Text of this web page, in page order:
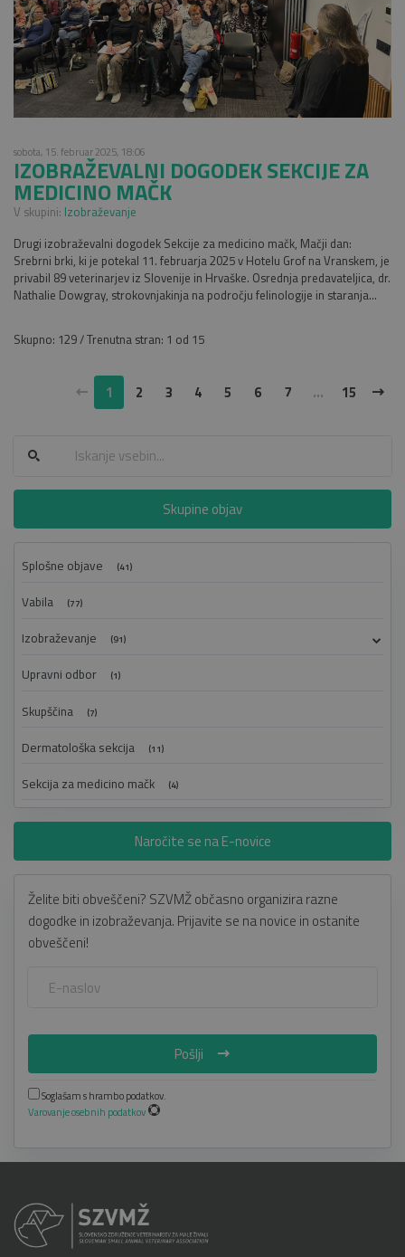
sobota, 15. februar 2025, 18:06
IZOBRAŽEVALNI DOGODEK SEKCIJE ZA
MEDICINO MAČK
V skupini: Izobraževanje
Drugi izobraževalni dogodek Sekcije za medicino mačk, Mačji dan:
Srebrni brki, ki je potekal 11. februarja 2025 v Hotelu Grof na Vranskem, je
privabil 89 veterinarjev iz Slovenije in Hrvaške. Osrednja predavateljica, dr.
Nathalie Dowgray, strokovnjakinja na področju felinologije in staranja...
Skupno: 129 / Trenutna stran: 1 od 15
1 2 3 4 5 6 7 ... 15
Skupine objav
Splošne objave (41)
Vabila (77)
Izobraževanje (91)
Upravni odbor (1)
Skupščina (7)
Dermatološka sekcija (11)
Sekcija za medicino mačk (4)
Naročite se na E-novice
Želite biti obveščeni? SZVMŽ občasno organizira razne
dogodke in izobraževanja. Prijavite se na novice in ostanite
obveščeni!
Pošlji
Soglašam s hrambo podatkov.
Varovanje osebnih podatkov